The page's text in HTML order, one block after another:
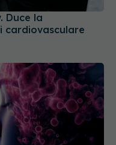
Duce la
cardiovasculare